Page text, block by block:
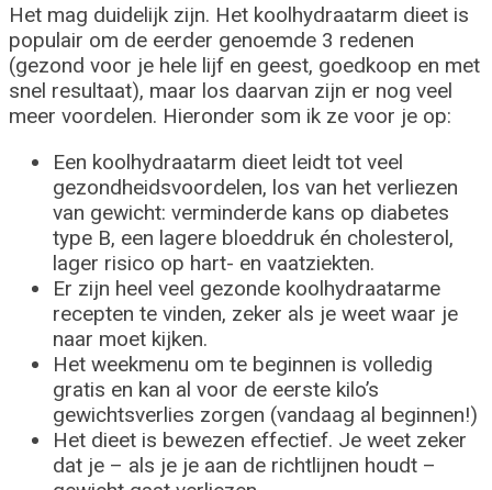
Het mag duidelijk zijn. Het koolhydraatarm dieet is
populair om de eerder genoemde 3 redenen
(gezond voor je hele lijf en geest, goedkoop en met
snel resultaat), maar los daarvan zijn er nog veel
meer voordelen. Hieronder som ik ze voor je op:
Een koolhydraatarm dieet leidt tot veel
gezondheidsvoordelen, los van het verliezen
van gewicht: verminderde kans op diabetes
type B, een lagere bloeddruk én cholesterol,
lager risico op hart- en vaatziekten.
Er zijn heel veel gezonde koolhydraatarme
recepten te vinden, zeker als je weet waar je
naar moet kijken.
Het weekmenu om te beginnen is volledig
gratis en kan al voor de eerste kilo’s
gewichtsverlies zorgen (vandaag al beginnen!)
Het dieet is bewezen effectief. Je weet zeker
dat je – als je je aan de richtlijnen houdt –